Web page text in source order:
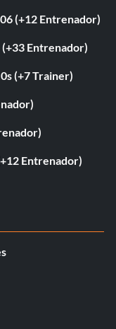
(+12 Entrenador)
Entrenador)
(+7 Trainer)
Entrenador)